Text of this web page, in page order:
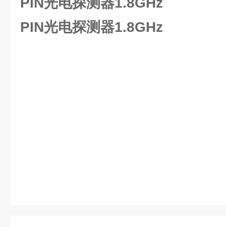
PIN光电探测器1.8GHz